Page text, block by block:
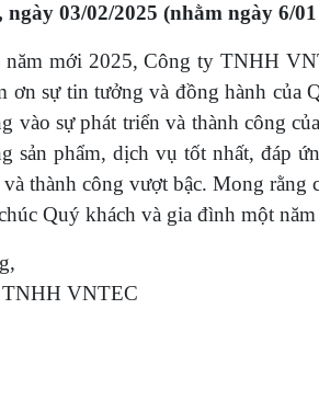
03/02/2025 (nhằm ngày 6/
năm mới 2025, Công ty TNHH
ơn sự tin tưởng và đồng hành của
vào sự phát triển và thành công
sản phẩm, dịch vụ tốt nhất, đáp
thành công vượt bậc. Mong
Quý khách và gia đình một
VNTEC